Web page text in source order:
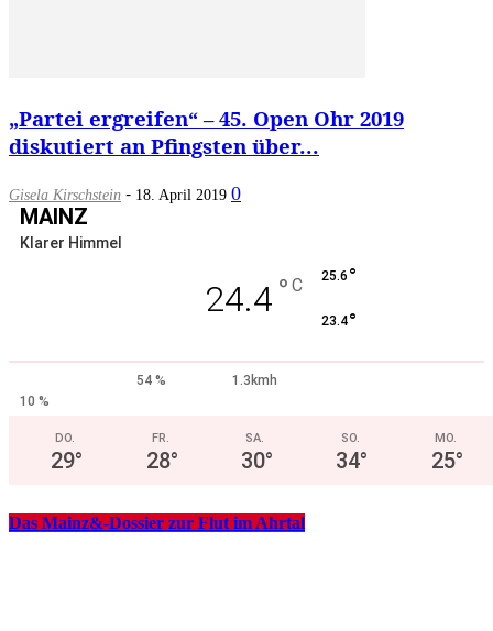
„Partei ergreifen“ – 45. Open Ohr 2019
diskutiert an Pfingsten über...
Gisela Kirschstein - 18. April 2019 0
MAINZ
Klarer Himmel
24.4 ° C 25.6 °
23.4°
54 %
1.3kmh
10 %
DO.
29°
FR.
28°
SA.
30°
SO.
34°
MO.
25°
Das Mainz&-Dossier zur Flut im Ahrtal